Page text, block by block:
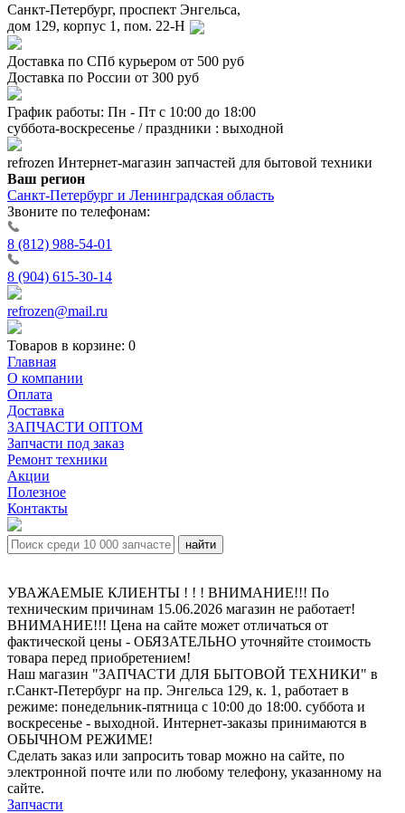
Санкт-Петербург, проспект Энгельса,
дом 129, корпус 1, пом. 22-Н
Доставка по СПб курьером от 500 руб
Доставка по России от 300 руб
График работы: Пн - Пт с 10:00 до 18:00
суббота-воскресенье / праздники : выходной
refrozen Интернет-магазин запчастей для бытовой техники
Ваш регион
Санкт-Петербург и Ленинградская область
Звоните по телефонам:
8 (812) 988-54-01
8 (904) 615-30-14
refrozen@mail.ru
Товаров в корзине: 0
Главная
О компании
Оплата
Доставка
ЗАПЧАСТИ ОПТОМ
Запчасти под заказ
Ремонт техники
Акции
Полезное
Контакты
УВАЖАЕМЫЕ КЛИЕНТЫ ! ! ! ВНИМАНИЕ!!! По
техническим причинам 15.06.2026 магазин не работает!
ВНИМАНИЕ!!! Цена на сайте может отличаться от
фактической цены - ОБЯЗАТЕЛЬНО уточняйте стоимость
товара перед приобретением!
Наш магазин "ЗАПЧАСТИ ДЛЯ БЫТОВОЙ ТЕХНИКИ" в
г.Санкт-Петербург на пр. Энгельса 129, к. 1, работает в
режиме: понедельник-пятница с 10:00 до 18:00. суббота и
воскресенье - выходной. Интернет-заказы принимаются в
ОБЫЧНОМ РЕЖИМЕ!
Сделать заказ или запросить товар можно на сайте, по
электронной почте или по любому телефону, указанному на
сайте.
Запчасти